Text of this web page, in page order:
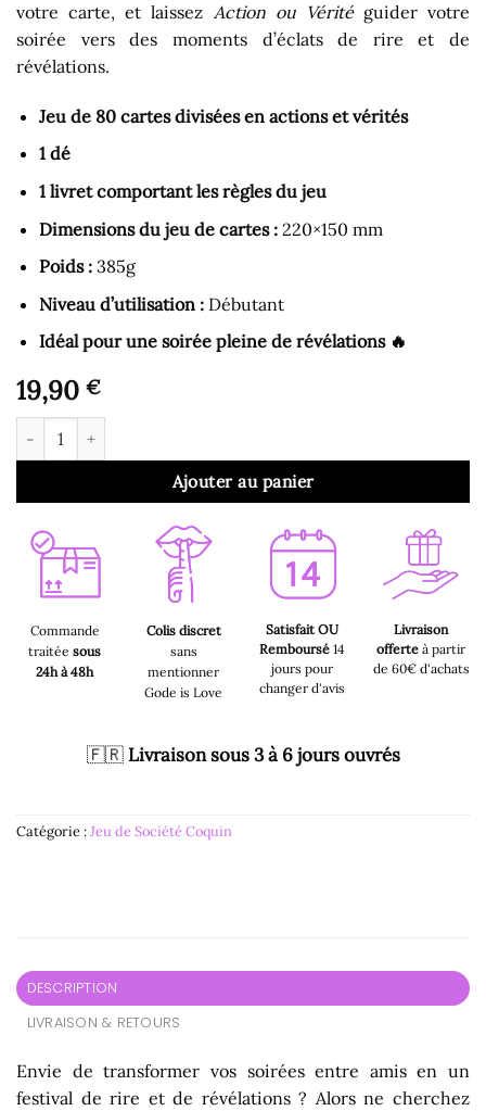
votre carte, et laissez Action ou Véritéguider votre
soirée vers des moments d’éclats de rire et de
révélations.
Jeu de 80 cartes divisées en actions et vérités
1 dé
1 livret comportant les règles du jeu
Dimensions du jeu de cartes :220×150 mm
Poids :385g
Niveau d’utilisation :Débutant
Idéal pour une soirée pleine de révélations 🔥
19,90 €
quantité de Jeu de Société - Action ou Vérité
Ajouter au panier
Commande
traitée sous
24h à 48h
Colis discret
sans
mentionner
Gode is Love
Satisfait OU
Remboursé14
jours pour
changer d'avis
Livraison
offerte à partir
de 60€ d'achats
🇫🇷 Livraison sous 3 à 6 jours ouvrés
Catégorie :Jeu de Société Coquin
DESCRIPTION
LIVRAISON & RETOURS
Envie de transformer vos soirées entre amis en un
festival de rire et de révélations ? Alors ne cherchez